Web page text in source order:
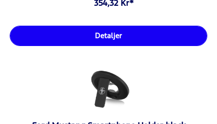
354,32 Kr*
Detaljer